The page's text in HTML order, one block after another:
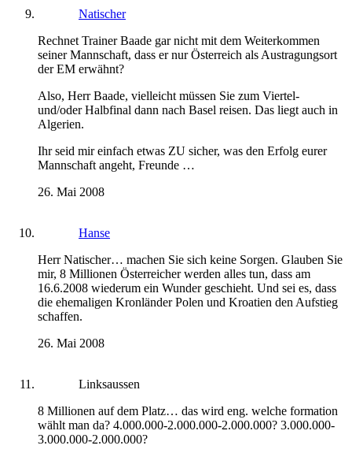
Natischer
Rechnet Trainer Baade gar nicht mit dem Weiterkommen
seiner Mannschaft, dass er nur Österreich als Austragungsort
der EM erwähnt?
Also, Herr Baade, vielleicht müssen Sie zum Viertel-
und/oder Halbfinal dann nach Basel reisen. Das liegt auch in
Algerien.
Ihr seid mir einfach etwas ZU sicher, was den Erfolg eurer
Mannschaft angeht, Freunde …
26. Mai 2008
Hanse
Herr Natischer… machen Sie sich keine Sorgen. Glauben Sie
mir, 8 Millionen Österreicher werden alles tun, dass am
16.6.2008 wiederum ein Wunder geschieht. Und sei es, dass
die ehemaligen Kronländer Polen und Kroatien den Aufstieg
schaffen.
26. Mai 2008
Linksaussen
8 Millionen auf dem Platz… das wird eng. welche formation
wählt man da? 4.000.000-2.000.000-2.000.000? 3.000.000-
3.000.000-2.000.000?